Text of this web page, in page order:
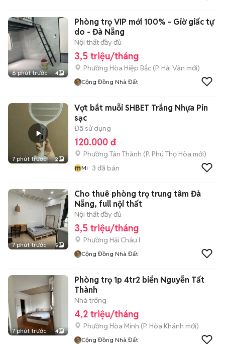
6 phút trước 4
Phòng trọ VIP mới 100% - Giờ giấc tự
do - Đà Nẵng
Nội thất đầy đủ
3,5 triệu/tháng
Phường Hòa Hiệp Bắc (P. Hải Vân mới)
Cộng Đồng Nhà Đất
7 phút trước 2
Vợt bắt muỗi SHBET Trắng Nhựa Pin
sạc
Đã sử dụng
120.000 đ
Phường Tân Thành (P. Phú Thọ Hòa mới)
mMi 3 đã bán
7 phút trước 5
Cho thuê phòng trọ trung tâm Đà
Nẵng, full nội thất
Nội thất đầy đủ
3,5 triệu/tháng
Phường Hải Châu I
Cộng Đồng Nhà Đất
7 phút trước 4
Phòng trọ 1p 4tr2 biển Nguyễn Tất
Thành
Nhà trống
4,2 triệu/tháng
Phường Hòa Minh (P. Hòa Khánh mới)
Cộng Đồng Nhà Đất